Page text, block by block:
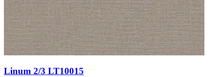
Linum 2/3 LT10015